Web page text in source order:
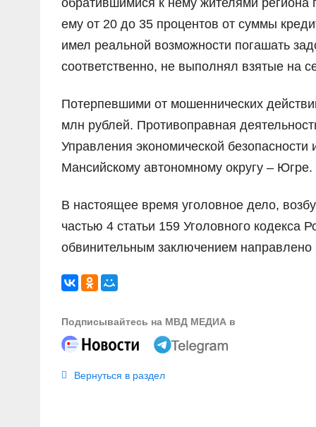
обратившимися к нему жителями региона
ему от 20 до 35 процентов от суммы
имел реальной возможности погашать
соответственно, не выполнял взятые на
Потерпевшими от мошеннических
млн рублей. Противоправная
Управления экономической
Мансийскому автономному округу – Югре.
В настоящее время уголовное дело,
частью 4 статьи 159 Уголовного
обвинительным заключением направлено
Подписывайтесь на МВД МЕДИА в
Вернуться в раздел